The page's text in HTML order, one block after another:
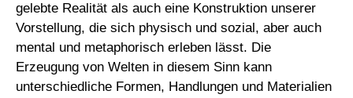
gelebte Realität als auch eine Konstruktion unserer
Vorstellung, die sich physisch und sozial, aber auch
mental und metaphorisch erleben lässt. Die
Erzeugung von Welten in diesem Sinn kann
unterschiedliche Formen, Handlungen und Materialien